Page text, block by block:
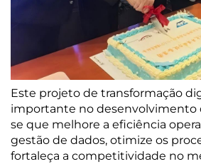
Este projeto de transformação
importante no desenvolvimento
se que melhore a eficiência
gestão de dados, otimize os
fortaleça a competitividade no